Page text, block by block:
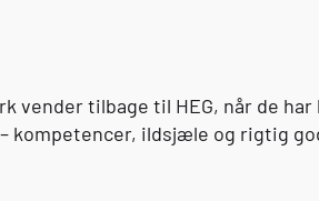
vender tilbage til HEG, når de
kompetencer, ildsjæle og rigtig